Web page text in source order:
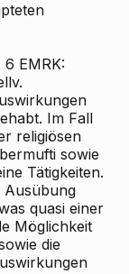
EMRK:
Im Fall
religiösen
sowie
Tätigkeiten.
Ausübung
quasi einer
Möglichkeit
die